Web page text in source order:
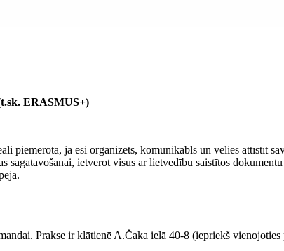
ERASMUS+)
piemērota, ja esi organizēts, komunikabls un vēlies attīstīt
sagatavošanai, ietverot visus ar lietvedību saistītos
Prakse ir klātienē A.Čaka ielā 40-8 (iepriekš